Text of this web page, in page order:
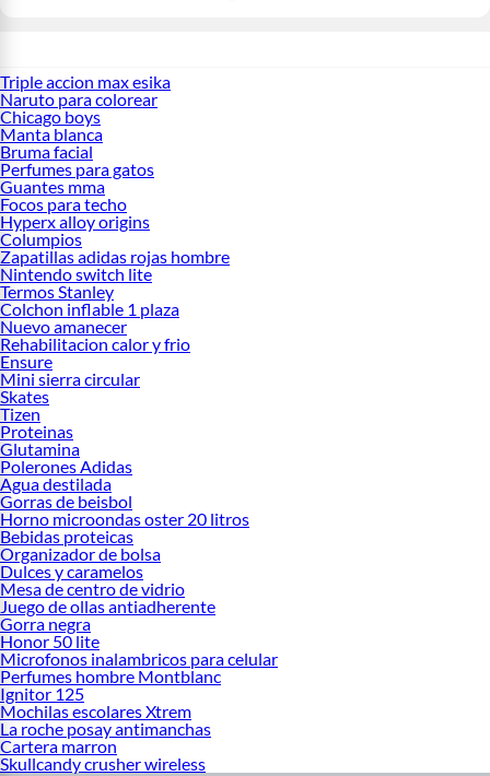
Triple accion max esika
Naruto para colorear
Chicago boys
Manta blanca
Bruma facial
Perfumes para gatos
Guantes mma
Focos para techo
Hyperx alloy origins
Columpios
Zapatillas adidas rojas hombre
Nintendo switch lite
Termos Stanley
Colchon inflable 1 plaza
Nuevo amanecer
Rehabilitacion calor y frio
Ensure
Mini sierra circular
Skates
Tizen
Proteinas
Glutamina
Polerones Adidas
Agua destilada
Gorras de beisbol
Horno microondas oster 20 litros
Bebidas proteicas
Organizador de bolsa
Dulces y caramelos
Mesa de centro de vidrio
Juego de ollas antiadherente
Gorra negra
Honor 50 lite
Microfonos inalambricos para celular
Perfumes hombre Montblanc
Ignitor 125
Mochilas escolares Xtrem
La roche posay antimanchas
Cartera marron
Skullcandy crusher wireless